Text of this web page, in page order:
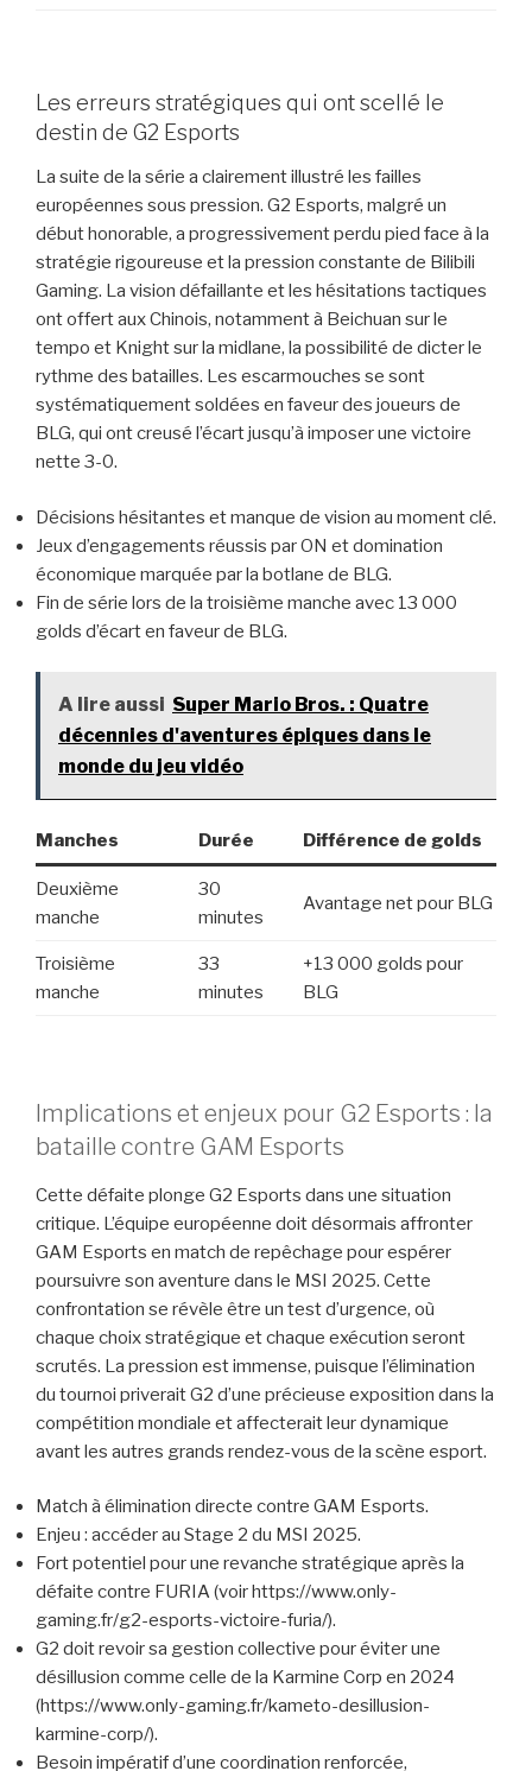
Les erreurs stratégiques qui ont scellé le
destin de G2 Esports
La suite de la série a clairement illustré les failles
européennes sous pression. G2 Esports, malgré un
début honorable, a progressivement perdu pied face à la
stratégie rigoureuse et la pression constante de Bilibili
Gaming. La vision défaillante et les hésitations tactiques
ont offert aux Chinois, notamment à Beichuan sur le
tempo et Knight sur la midlane, la possibilité de dicter le
rythme des batailles. Les escarmouches se sont
systématiquement soldées en faveur des joueurs de
BLG, qui ont creusé l’écart jusqu’à imposer une victoire
nette 3-0.
Décisions hésitantes et manque de vision au moment clé.
Jeux d’engagements réussis par ON et domination
économique marquée par la botlane de BLG.
Fin de série lors de la troisième manche avec 13 000
golds d’écart en faveur de BLG.
A lire aussi Super Mario Bros. : Quatre
décennies d'aventures épiques dans le
monde du jeu vidéo
Manches Durée Différence de golds
Deuxième
manche
30
minutes
Avantage net pour BLG
Troisième
manche
33
minutes
+13 000 golds pour
BLG
Implications et enjeux pour G2 Esports : la
bataille contre GAM Esports
Cette défaite plonge G2 Esports dans une situation
critique. L’équipe européenne doit désormais affronter
GAM Esports en match de repêchage pour espérer
poursuivre son aventure dans le MSI 2025. Cette
confrontation se révèle être un test d’urgence, où
chaque choix stratégique et chaque exécution seront
scrutés. La pression est immense, puisque l’élimination
du tournoi priverait G2 d’une précieuse exposition dans la
compétition mondiale et affecterait leur dynamique
avant les autres grands rendez-vous de la scène esport.
Match à élimination directe contre GAM Esports.
Enjeu : accéder au Stage 2 du MSI 2025.
Fort potentiel pour une revanche stratégique après la
défaite contre FURIA (voir https://www.only-
gaming.fr/g2-esports-victoire-furia/).
G2 doit revoir sa gestion collective pour éviter une
désillusion comme celle de la Karmine Corp en 2024
(https://www.only-gaming.fr/kameto-desillusion-
karmine-corp/).
Besoin impératif d’une coordination renforcée,